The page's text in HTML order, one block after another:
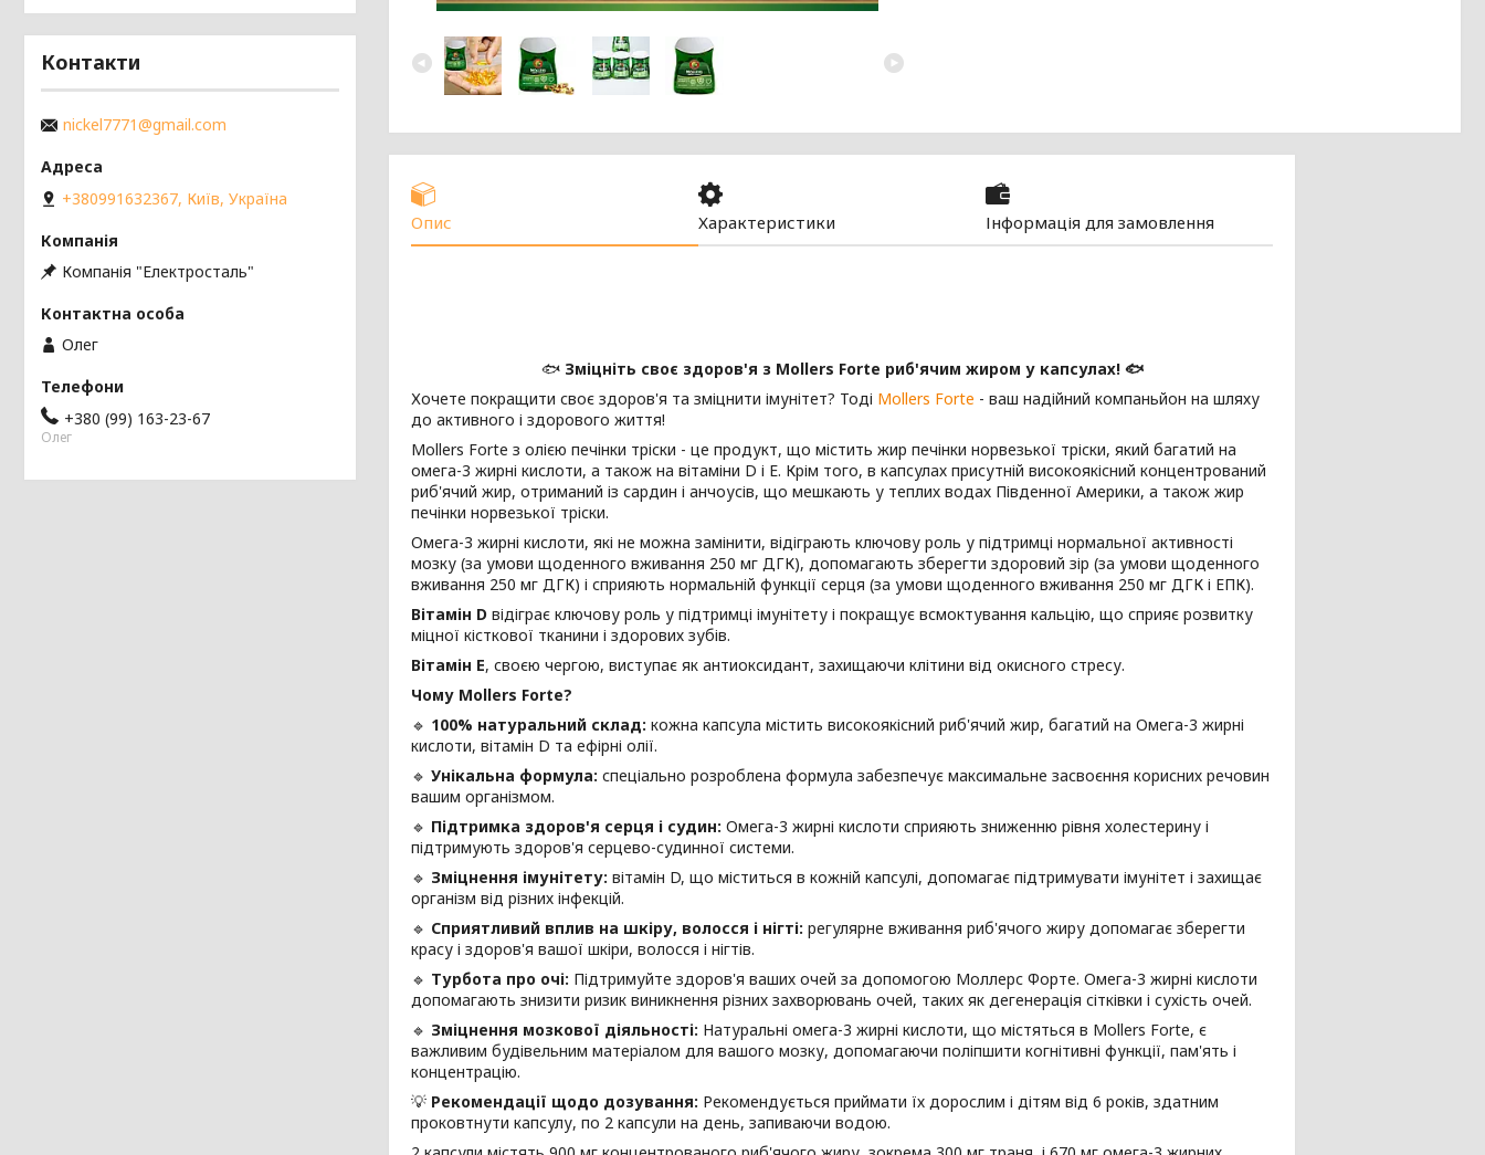
Опис Характеристики Інформація для замовлення
🐟 Зміцніть своє здоров'я з Mollers Forte риб'ячим жиром у капсулах! 🐟
Хочете покращити своє здоров'я та зміцнити імунітет? Тоді Mollers Forte - ваш надійний компаньйон на шляху
до активного і здорового життя!
Mollers Forte з олією печінки тріски - це продукт, що містить жир печінки норвезької тріски, який багатий на
омега-3 жирні кислоти, а також на вітаміни D і Е. Крім того, в капсулах присутній високоякісний концентрований
риб'ячий жир, отриманий із сардин і анчоусів, що мешкають у теплих водах Південної Америки, а також жир
печінки норвезької тріски.
Омега-3 жирні кислоти, які не можна замінити, відіграють ключову роль у підтримці нормальної активності
мозку (за умови щоденного вживання 250 мг ДГК), допомагають зберегти здоровий зір (за умови щоденного
вживання 250 мг ДГК) і сприяють нормальній функції серця (за умови щоденного вживання 250 мг ДГК і ЕПК).
Вітамін D відіграє ключову роль у підтримці імунітету і покращує всмоктування кальцію, що сприяє розвитку
міцної кісткової тканини і здорових зубів.
Вітамін Е, своєю чергою, виступає як антиоксидант, захищаючи клітини від окисного стресу.
Чому Mollers Forte?
🔹 100% натуральний склад: кожна капсула містить високоякісний риб'ячий жир, багатий на Омега-3 жирні
кислоти, вітамін D та ефірні олії.
🔹 Унікальна формула: спеціально розроблена формула забезпечує максимальне засвоєння корисних речовин
вашим організмом.
🔹 Підтримка здоров'я серця і судин: Омега-3 жирні кислоти сприяють зниженню рівня холестерину і
підтримують здоров'я серцево-судинної системи.
🔹 Зміцнення імунітету: вітамін D, що міститься в кожній капсулі, допомагає підтримувати імунітет і захищає
організм від різних інфекцій.
🔹 Сприятливий вплив на шкіру, волосся і нігті: регулярне вживання риб'ячого жиру допомагає зберегти
красу і здоров'я вашої шкіри, волосся і нігтів.
🔹 Турбота про очі: Підтримуйте здоров'я ваших очей за допомогою Моллерс Форте. Омега-3 жирні кислоти
допомагають знизити ризик виникнення різних захворювань очей, таких як дегенерація сітківки і сухість очей.
🔹 Зміцнення мозкової діяльності: Натуральні омега-3 жирні кислоти, що містяться в Mollers Forte, є
важливим будівельним матеріалом для вашого мозку, допомагаючи поліпшити когнітивні функції, пам'ять і
концентрацію.
💡 Рекомендації щодо дозування: Рекомендується приймати їх дорослим і дітям від 6 років, здатним
проковтнути капсулу, по 2 капсули на день, запиваючи водою.
Контакти
nickel7771@gmail.com
+380991632367, Київ, Україна
Компанія "Електросталь"
Олег
+380 (99) 163-23-67
Олег